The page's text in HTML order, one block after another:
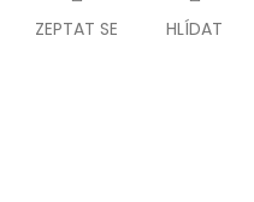
ZEPTAT SE HLÍDAT